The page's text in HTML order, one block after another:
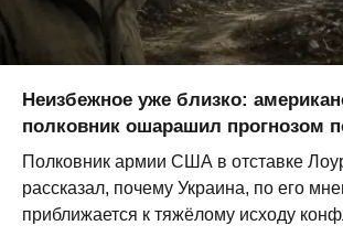
Неизбежное уже близко:
полковник ошарашил прогнозом
Полковник армии США в отставке
рассказал, почему Украина, по его
приближается к тяжёлому исходу